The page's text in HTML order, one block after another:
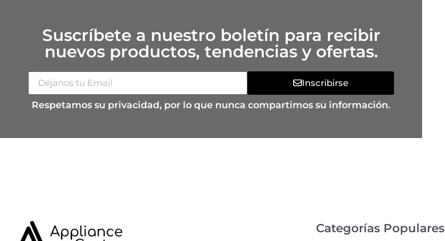
Suscríbete a nuestro boletín para recibir
nuevos productos, tendencias y ofertas.
Inscribirse
Respetamos su privacidad, por lo que nunca compartimos su información.
Categorías Populares